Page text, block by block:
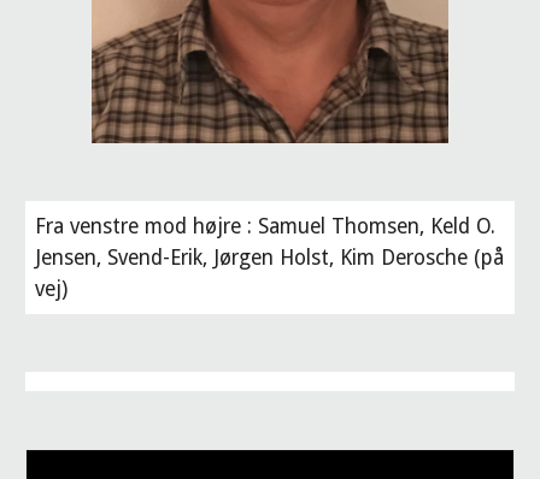
Fra venstre mod højre : Samuel Thomsen, Keld O.
Jensen, Svend-Erik, Jørgen Holst, Kim Derosche (på
vej)